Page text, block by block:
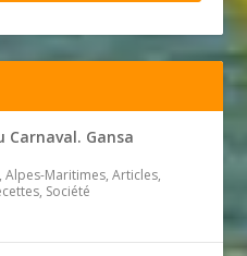
Carnaval. Gansa
Alpes-Maritimes, Articles,
Société